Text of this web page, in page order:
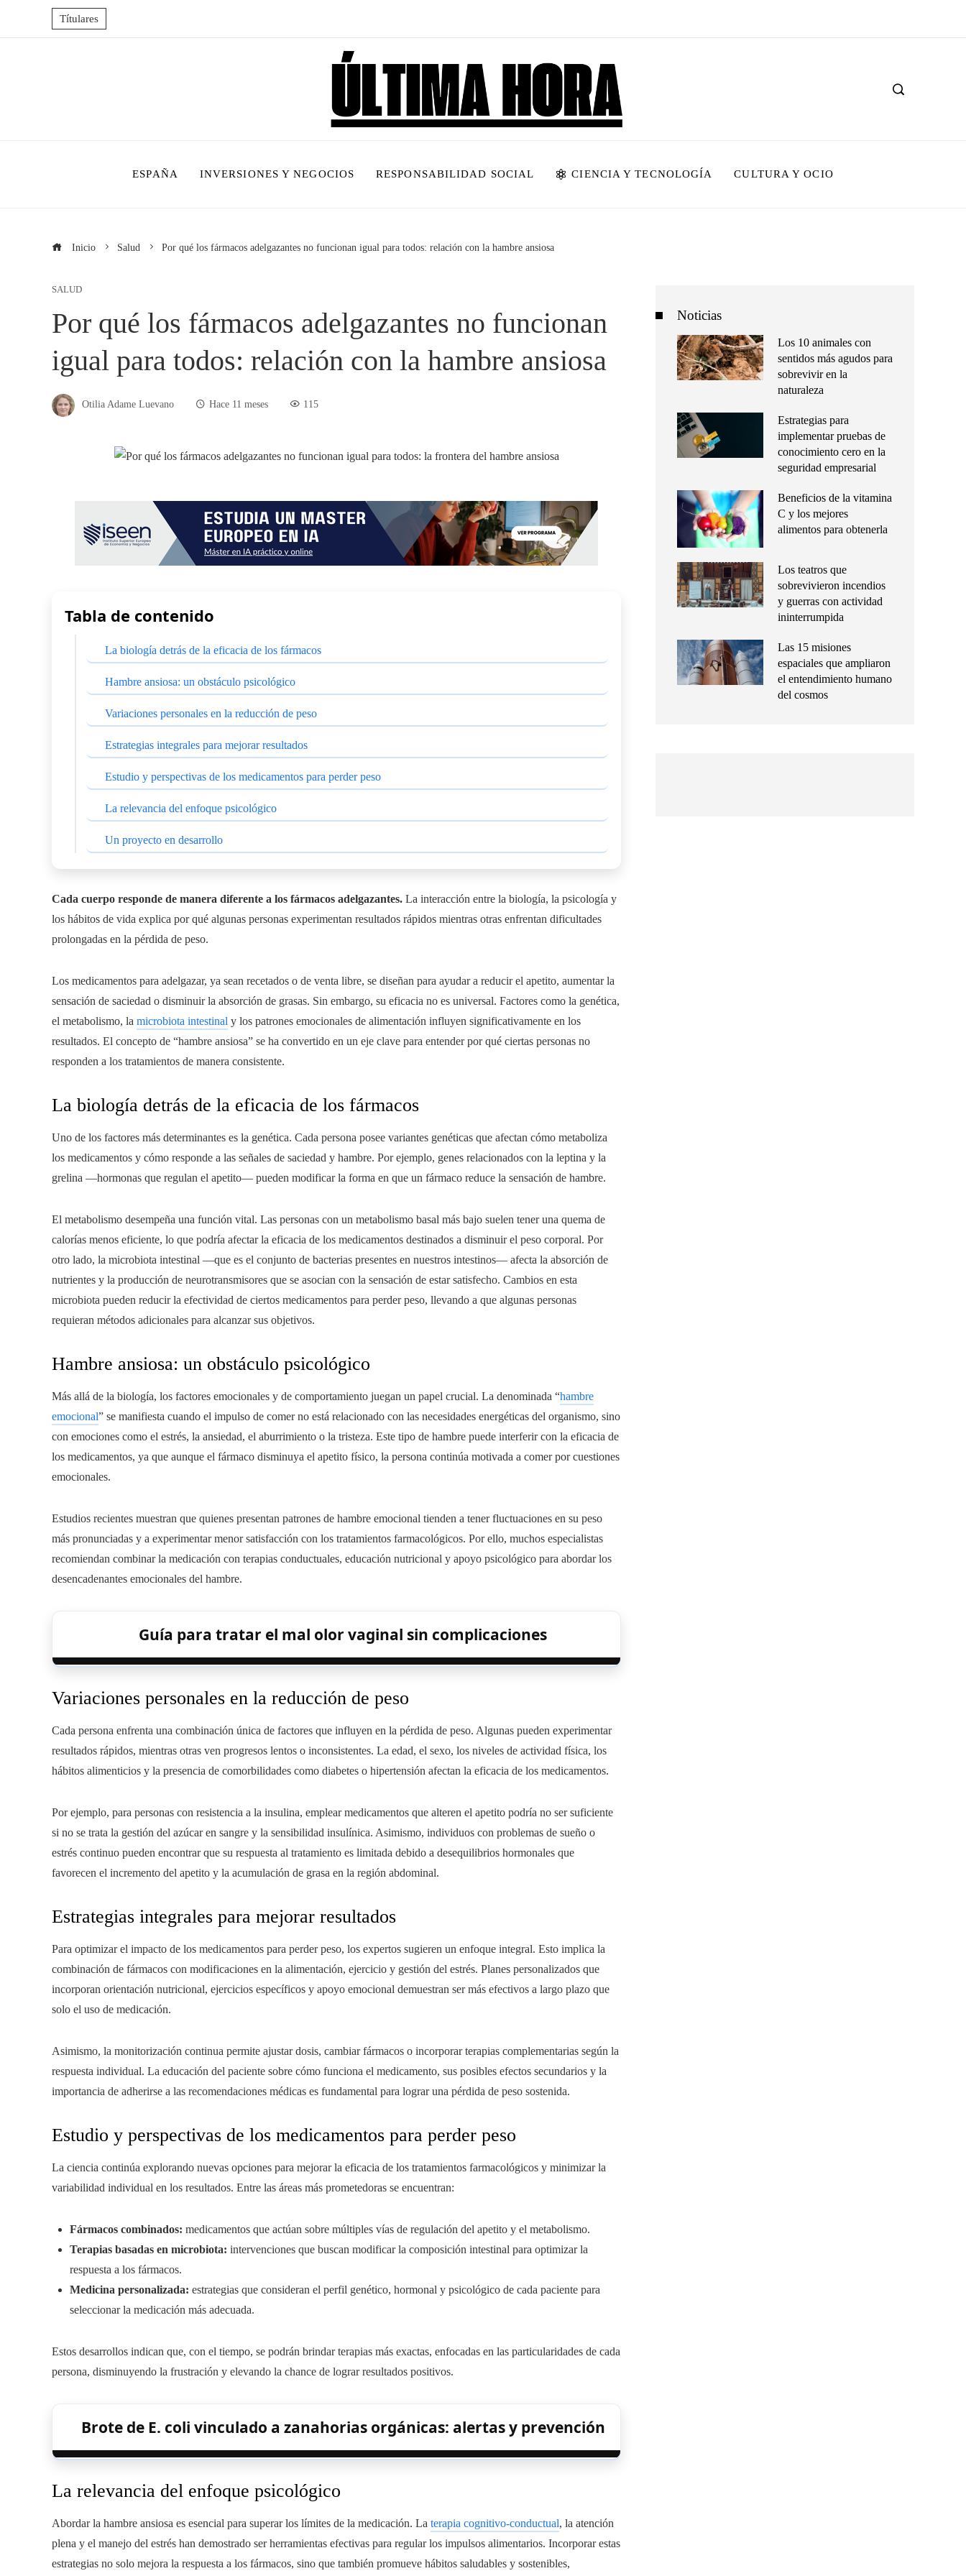
Títulares
ESPAÑA INVERSIONES Y NEGOCIOS RESPONSABILIDAD SOCIAL CIENCIA Y TECNOLOGÍA CULTURA Y OCIO
Inicio Salud Por qué los fármacos adelgazantes no funcionan igual para todos: relación con la hambre ansiosa
SALUD
Por qué los fármacos adelgazantes no funcionan
igual para todos: relación con la hambre ansiosa
Otilia Adame Luevano Hace 11 meses 115
Tabla de contenido
La biología detrás de la eficacia de los fármacos
Hambre ansiosa: un obstáculo psicológico
Variaciones personales en la reducción de peso
Estrategias integrales para mejorar resultados
Estudio y perspectivas de los medicamentos para perder peso
La relevancia del enfoque psicológico
Un proyecto en desarrollo
Cada cuerpo responde de manera diferente a los fármacos adelgazantes. La interacción entre la biología, la psicología y
los hábitos de vida explica por qué algunas personas experimentan resultados rápidos mientras otras enfrentan dificultades
prolongadas en la pérdida de peso.
Los medicamentos para adelgazar, ya sean recetados o de venta libre, se diseñan para ayudar a reducir el apetito, aumentar la
sensación de saciedad o disminuir la absorción de grasas. Sin embargo, su eficacia no es universal. Factores como la genética,
el metabolismo, la microbiota intestinal y los patrones emocionales de alimentación influyen significativamente en los
resultados. El concepto de “hambre ansiosa” se ha convertido en un eje clave para entender por qué ciertas personas no
responden a los tratamientos de manera consistente.
La biología detrás de la eficacia de los fármacos
Uno de los factores más determinantes es la genética. Cada persona posee variantes genéticas que afectan cómo metaboliza
los medicamentos y cómo responde a las señales de saciedad y hambre. Por ejemplo, genes relacionados con la leptina y la
grelina —hormonas que regulan el apetito— pueden modificar la forma en que un fármaco reduce la sensación de hambre.
El metabolismo desempeña una función vital. Las personas con un metabolismo basal más bajo suelen tener una quema de
calorías menos eficiente, lo que podría afectar la eficacia de los medicamentos destinados a disminuir el peso corporal. Por
otro lado, la microbiota intestinal —que es el conjunto de bacterias presentes en nuestros intestinos— afecta la absorción de
nutrientes y la producción de neurotransmisores que se asocian con la sensación de estar satisfecho. Cambios en esta
microbiota pueden reducir la efectividad de ciertos medicamentos para perder peso, llevando a que algunas personas
requieran métodos adicionales para alcanzar sus objetivos.
Hambre ansiosa: un obstáculo psicológico
Más allá de la biología, los factores emocionales y de comportamiento juegan un papel crucial. La denominada “hambre
emocional” se manifiesta cuando el impulso de comer no está relacionado con las necesidades energéticas del organismo, sino
con emociones como el estrés, la ansiedad, el aburrimiento o la tristeza. Este tipo de hambre puede interferir con la eficacia de
los medicamentos, ya que aunque el fármaco disminuya el apetito físico, la persona continúa motivada a comer por cuestiones
emocionales.
Estudios recientes muestran que quienes presentan patrones de hambre emocional tienden a tener fluctuaciones en su peso
más pronunciadas y a experimentar menor satisfacción con los tratamientos farmacológicos. Por ello, muchos especialistas
recomiendan combinar la medicación con terapias conductuales, educación nutricional y apoyo psicológico para abordar los
desencadenantes emocionales del hambre.
Guía para tratar el mal olor vaginal sin complicaciones
Variaciones personales en la reducción de peso
Cada persona enfrenta una combinación única de factores que influyen en la pérdida de peso. Algunas pueden experimentar
resultados rápidos, mientras otras ven progresos lentos o inconsistentes. La edad, el sexo, los niveles de actividad física, los
hábitos alimenticios y la presencia de comorbilidades como diabetes o hipertensión afectan la eficacia de los medicamentos.
Por ejemplo, para personas con resistencia a la insulina, emplear medicamentos que alteren el apetito podría no ser suficiente
si no se trata la gestión del azúcar en sangre y la sensibilidad insulínica. Asimismo, individuos con problemas de sueño o
estrés continuo pueden encontrar que su respuesta al tratamiento es limitada debido a desequilibrios hormonales que
favorecen el incremento del apetito y la acumulación de grasa en la región abdominal.
Estrategias integrales para mejorar resultados
Para optimizar el impacto de los medicamentos para perder peso, los expertos sugieren un enfoque integral. Esto implica la
combinación de fármacos con modificaciones en la alimentación, ejercicio y gestión del estrés. Planes personalizados que
incorporan orientación nutricional, ejercicios específicos y apoyo emocional demuestran ser más efectivos a largo plazo que
solo el uso de medicación.
Asimismo, la monitorización continua permite ajustar dosis, cambiar fármacos o incorporar terapias complementarias según la
respuesta individual. La educación del paciente sobre cómo funciona el medicamento, sus posibles efectos secundarios y la
importancia de adherirse a las recomendaciones médicas es fundamental para lograr una pérdida de peso sostenida.
Estudio y perspectivas de los medicamentos para perder peso
La ciencia continúa explorando nuevas opciones para mejorar la eficacia de los tratamientos farmacológicos y minimizar la
variabilidad individual en los resultados. Entre las áreas más prometedoras se encuentran:
Fármacos combinados: medicamentos que actúan sobre múltiples vías de regulación del apetito y el metabolismo.
Terapias basadas en microbiota: intervenciones que buscan modificar la composición intestinal para optimizar la
respuesta a los fármacos.
Medicina personalizada: estrategias que consideran el perfil genético, hormonal y psicológico de cada paciente para
seleccionar la medicación más adecuada.
Estos desarrollos indican que, con el tiempo, se podrán brindar terapias más exactas, enfocadas en las particularidades de cada
persona, disminuyendo la frustración y elevando la chance de lograr resultados positivos.
Brote de E. coli vinculado a zanahorias orgánicas: alertas y prevención
La relevancia del enfoque psicológico
Abordar la hambre ansiosa es esencial para superar los límites de la medicación. La terapia cognitivo-conductual, la atención
plena y el manejo del estrés han demostrado ser herramientas efectivas para regular los impulsos alimentarios. Incorporar estas
estrategias no solo mejora la respuesta a los fármacos, sino que también promueve hábitos saludables y sostenibles,
Noticias
Los 10 animales con
sentidos más agudos para
sobrevivir en la
naturaleza
Estrategias para
implementar pruebas de
conocimiento cero en la
seguridad empresarial
Beneficios de la vitamina
C y los mejores
alimentos para obtenerla
Los teatros que
sobrevivieron incendios
y guerras con actividad
ininterrumpida
Las 15 misiones
espaciales que ampliaron
el entendimiento humano
del cosmos